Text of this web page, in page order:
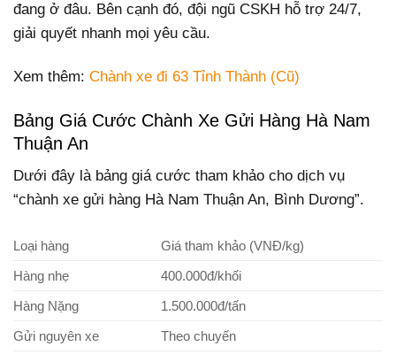
đang ở đâu. Bên cạnh đó, đội ngũ CSKH hỗ trợ 24/7,
giải quyết nhanh mọi yêu cầu.
Xem thêm: Chành xe đi 63 Tỉnh Thành (Cũ)
Bảng Giá Cước Chành Xe Gửi Hàng Hà Nam
Thuận An
Dưới đây là bảng giá cước tham khảo cho dịch vụ
“chành xe gửi hàng Hà Nam Thuận An, Bình Dương”.
Loại hàng
Giá tham khảo (VNĐ/kg)
Hàng nhẹ
400.000đ/khối
Hàng Nặng
1.500.000đ/tấn
Gửi nguyên xe
Theo chuyến